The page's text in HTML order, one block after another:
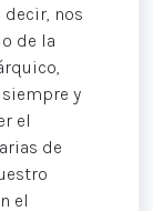
decir, nos
de la
y
el
de
el